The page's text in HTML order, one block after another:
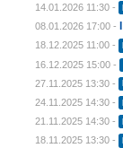
14.01.2026 11:30 -
08.01.2026 17:00 -
18.12.2025 11:00 -
16.12.2025 15:00 -
27.11.2025 13:30 -
24.11.2025 14:30 -
21.11.2025 14:30 -
18.11.2025 13:30 -